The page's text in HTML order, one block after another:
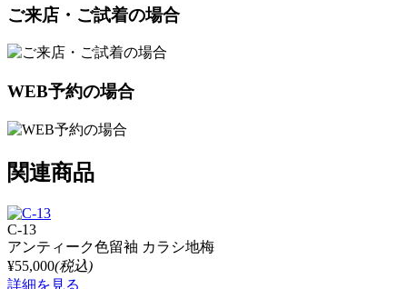
ご来店・ご試着の場合
WEB予約の場合
関連商品
C-13
アンティーク色留袖 カラシ地梅
¥55,000(税込)
詳細を見る